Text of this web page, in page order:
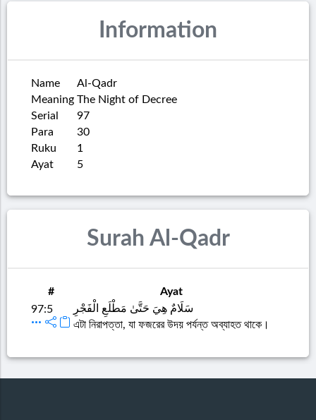
Information
Name
Al-Qadr
Meaning The Night of Decree
Serial
97
Para
30
Ruku
1
Ayat
5
Surah Al-Qadr
#
Ayat
97:5
سَلَامٌ هِيَ حَتَّىٰ مَطْلَعِ الْفَجْرِ
এটা নিরাপত্তা, যা ফজরের উদয় পর্যন্ত অব্যাহত থাকে।